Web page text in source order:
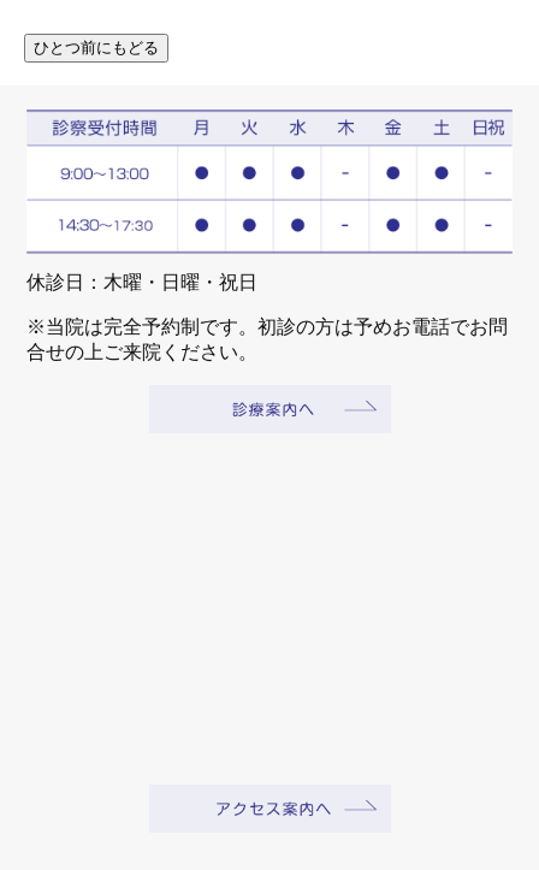
休診日：木曜・日曜・祝日
※当院は完全予約制です。初診の方は予めお電話でお問
合せの上ご来院ください。